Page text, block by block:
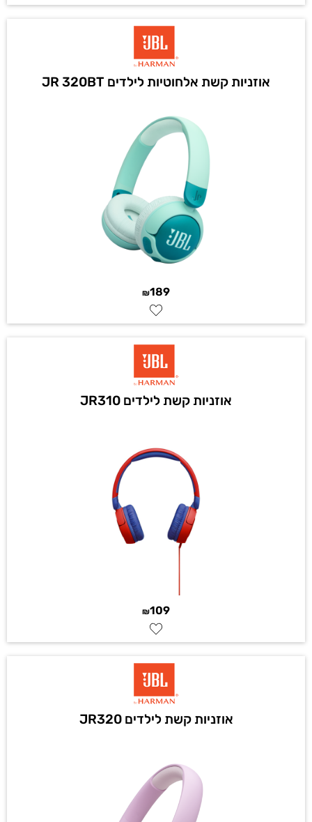
אוזניות קשת אלחוטיות לילדים JR 320BT
₪189
אוזניות קשת לילדים JR310
₪109
אוזניות קשת לילדים JR320